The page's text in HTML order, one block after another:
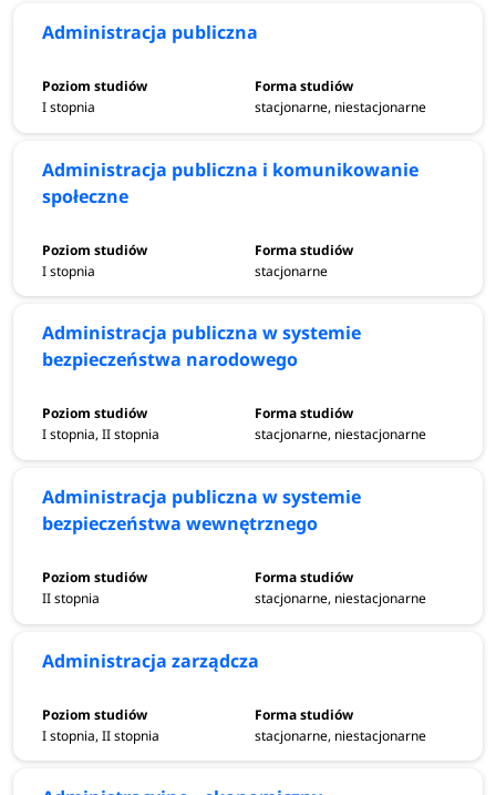
Administracja publiczna
I stopnia stacjonarne, niestacjonarne
Administracja publiczna i komunikowanie
społeczne
I stopnia stacjonarne
Administracja publiczna w systemie
bezpieczeństwa narodowego
I stopnia, II stopnia stacjonarne, niestacjonarne
Administracja publiczna w systemie
bezpieczeństwa wewnętrznego
II stopnia stacjonarne, niestacjonarne
Administracja zarządcza
I stopnia, II stopnia stacjonarne, niestacjonarne